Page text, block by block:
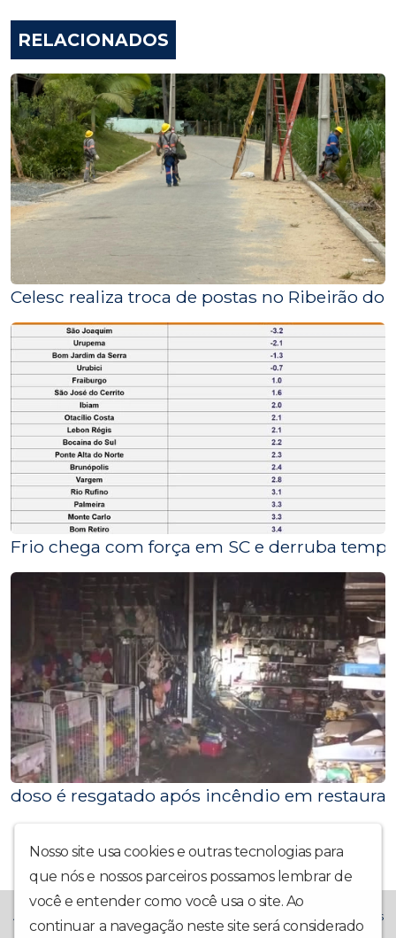
RELACIONADOS
Celesc realiza troca de postas no Ribeirão do
Frio chega com força em SC e derruba
doso é resgatado após incêndio em
Nosso site usa cookies e outras tecnologias para
que nós e nossos parceiros possamos lembrar de
você e entender como você usa o site. Ao
continuar a navegação neste site será considerado
A Rádio La Prima FM chegou trazendo muito mais alegria! Temos
o compromisso de trazer também: Notícias Locais,